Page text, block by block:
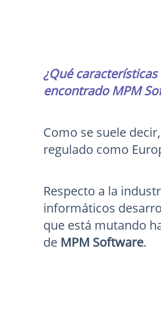
¿Qué
encontrado MPM
Como se suele
regulado como
Respecto a la
informáticos
que está mutando
de MPM Software.